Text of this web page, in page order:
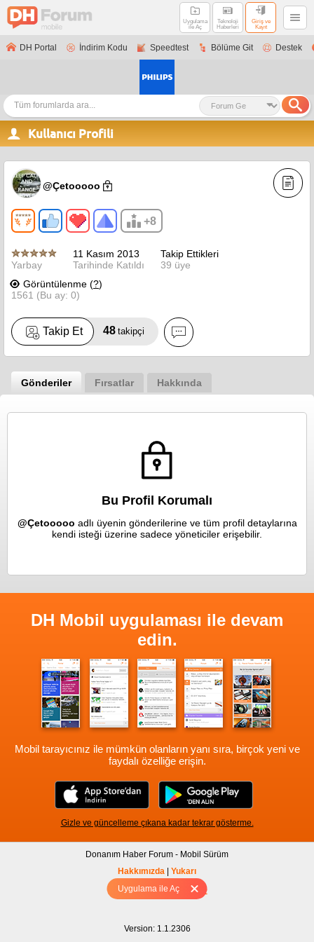
Uygulama
ile Aç
Uygulama ile Aç
Teknoloji
Haberleri
Giriş ve
Kayıt
DH Portal İndirim Kodu Speedtest Bölüme Git Destek
Kullanıcı Profili
@Çetooooo
+8
Yarbay
11 Kasım 2013
Tarihinde Katıldı
Takip Ettikleri
39 üye
Görüntülenme (?)
1561 (Bu ay: 0)
Takip Et 48 takipçi
Gönderiler Fırsatlar Hakkında
Bu Profil Korumalı
@Çetooooo adlı üyenin gönderilerine ve tüm profil detaylarına
kendi isteği üzerine sadece yöneticiler erişebilir.
DH Mobil uygulaması ile devam
edin.
Mobil tarayıcınız ile mümkün olanların yanı sıra, birçok yeni ve
faydalı özelliğe erişin.
Gizle ve güncelleme çıkana kadar tekrar gösterme.
Donanım Haber Forum - Mobil Sürüm
Hakkımızda | Yukarı
Tam sürüm için Tıklayınız
Version: 1.1.2306